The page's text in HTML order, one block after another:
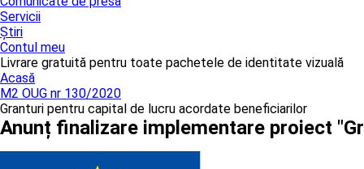
Servicii
Știri
Contul meu
Livrare gratuită pentru toate pachetele de identitate vizuală
Acasă
M2 OUG nr 130/2020
Granturi pentru capital de lucru acordate beneficiarilor
Anunț finalizare implementare proiect